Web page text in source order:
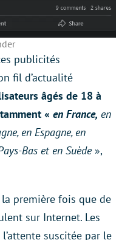
publicités
fil d’actualité
âgés de 18 à
« en France, en
en Espagne, en
Bas et en Suède»,
la première fois que de
sur Internet. Les
suscitée par le